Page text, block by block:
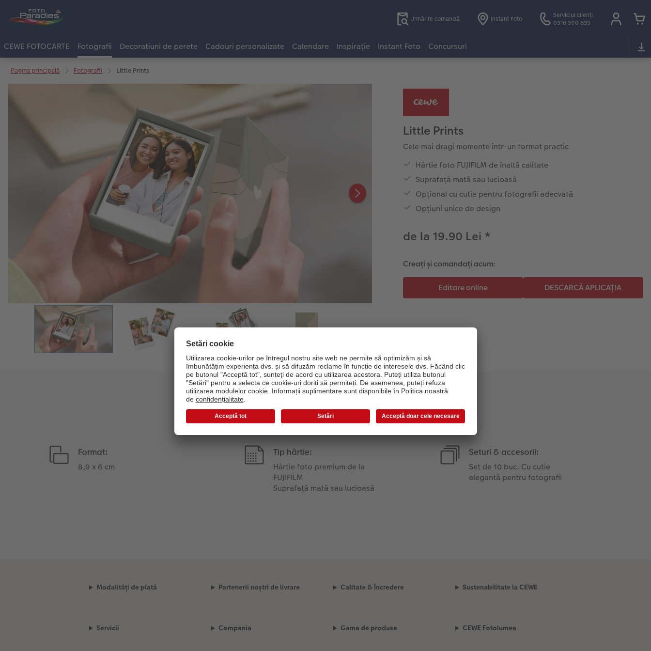
Urmărire comandă Instant Foto
Serviciul clienți
0316 300 693
CEWE FOTOCARTE Fotografii Decorațiuni de perete Cadouri personalizate Calendare Inspirație Instant Foto Concursuri
Pagina principală Fotografii Little Prints
Little Prints
Cele mai dragi momente într-un format practic
Hârtie foto FUJIFILM de înaltă calitate
Suprafață mată sau lucioasă
Opțional cu cutie pentru fotografii adecvată
Opțiuni unice de design
de la 19.90 Lei *
Creați și comandați acum:
Informații despre produs
Format:
8,9 x 6 cm
Tip hârtie:
Hârtie foto premium de la
FUJIFILM
Suprafață mată sau lucioasă
Seturi & accesorii:
Set de 10 buc. Cu cutie
elegantă pentru fotografii
Modalități de plată Partenerii noștri de livrare Calitate & Încredere Sustenabilitate la CEWE
Servicii Compania Gama de produse CEWE Fotolumea